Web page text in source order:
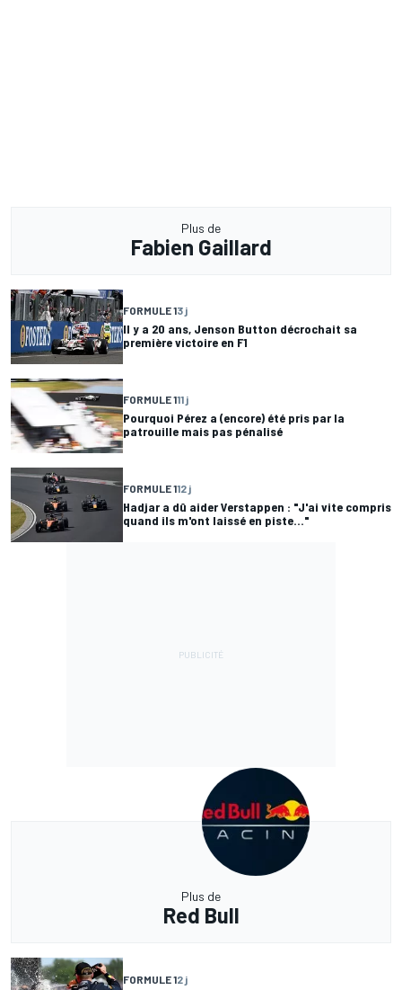
Plus de
Fabien Gaillard
FORMULE 13 j
Il y a 20 ans, Jenson Button décrochait sa
première victoire en F1
FORMULE 111 j
Pourquoi Pérez a (encore) été pris par la
patrouille mais pas pénalisé
FORMULE 112 j
Hadjar a dû aider Verstappen : "J'ai vite compris
quand ils m'ont laissé en piste..."
Plus de
Red Bull
FORMULE 12 j